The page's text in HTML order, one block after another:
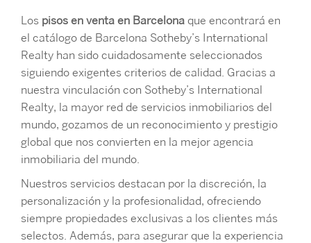
Los pisos en venta en Barcelona que encontrará en
el catálogo de Barcelona Sotheby’s International
Realty han sido cuidadosamente seleccionados
siguiendo exigentes criterios de calidad. Gracias a
nuestra vinculación con Sotheby’s International
Realty, la mayor red de servicios inmobiliarios del
mundo, gozamos de un reconocimiento y prestigio
global que nos convierten en la mejor agencia
inmobiliaria del mundo.
Nuestros servicios destacan por la discreción, la
personalización y la profesionalidad, ofreciendo
siempre propiedades exclusivas a los clientes más
selectos. Además, para asegurar que la experiencia